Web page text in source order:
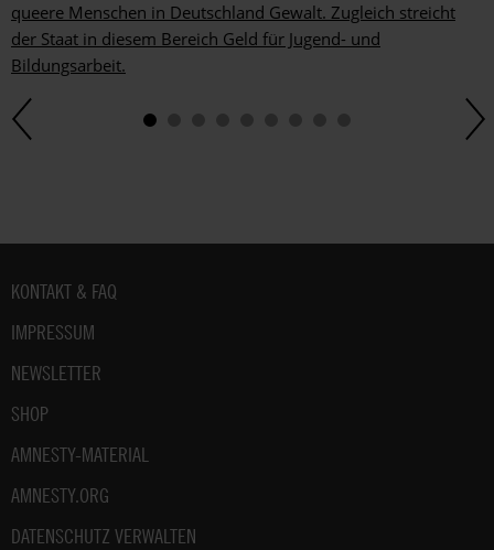
queere Menschen in Deutschland Gewalt. Zugleich streicht
der Staat in diesem Bereich Geld für Jugend- und
Bildungsarbeit.
Fußbereich
KONTAKT & FAQ
IMPRESSUM
NEWSLETTER
SHOP
AMNESTY-MATERIAL
AMNESTY.ORG
DATENSCHUTZ VERWALTEN